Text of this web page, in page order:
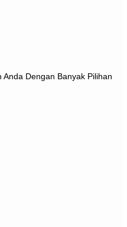
Dengan Banyak Pilihan